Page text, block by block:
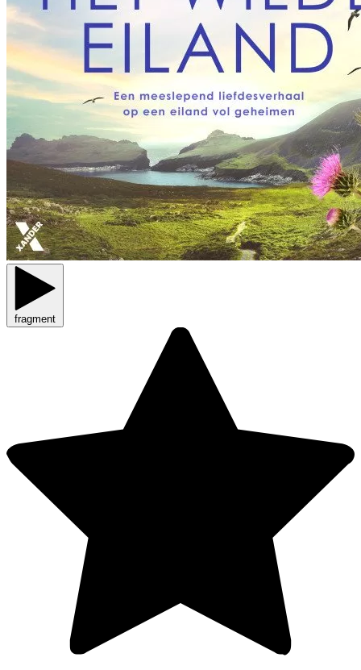
fragment